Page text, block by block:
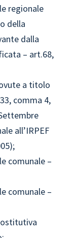
regionale
della
dalla
– art.68,
a titolo
comma 4,
all’IRPEF
comunale –
comunale –